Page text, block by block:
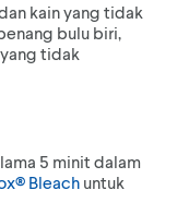
kain yang tidak
bulu biri,
tidak
5 minit dalam
Bleach untuk